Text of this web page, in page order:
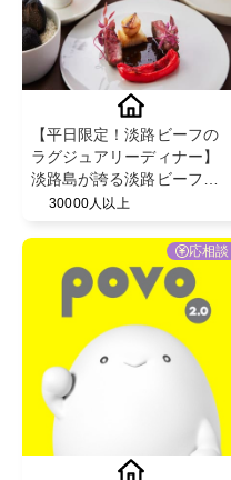
【平日限定！淡路ビーフの
ラグジュアリーディナー】
淡路島が誇る淡路ビーフの
デギュスタシオンコース2名
フレンチの森 La Rose」
30000人以上
応相談